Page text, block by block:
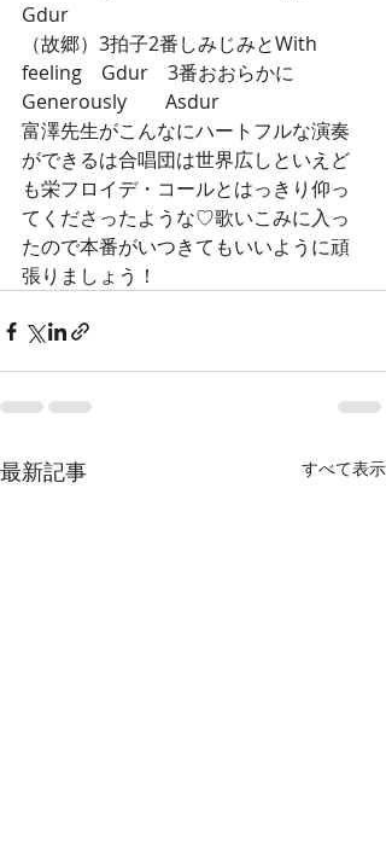
Gdur
（故郷）3拍子2番しみじみとWith
feeling　Gdur　3番おおらかに
Generously　　Asdur
富澤先生がこんなにハートフルな演奏
ができるは合唱団は世界広しといえど
も栄フロイデ・コールとはっきり仰っ
てくださったような♡歌いこみに入っ
たので本番がいつきてもいいように頑
張りましょう！
最新記事 すべて表示